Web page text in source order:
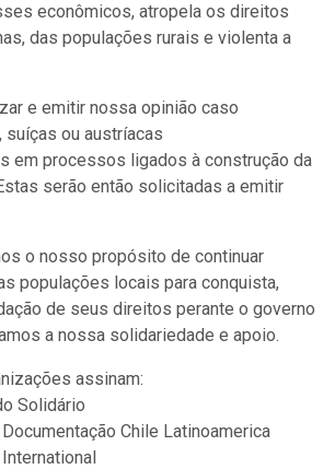
econômicos, atropela os direitos
das populações rurais e violenta a
e emitir nossa opinião caso
ou austríacas
em processos ligados à construção da
serão então solicitadas a emitir
o nosso propósito de continuar
populações locais para conquista,
de seus direitos perante o governo
a nossa solidariedade e apoio.
assinam:
Solidário
Chile Latinoamerica